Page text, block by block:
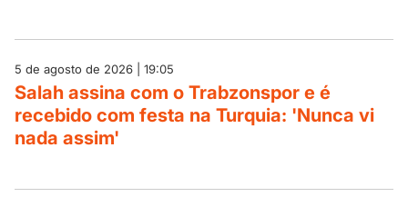
5 de agosto de 2026 | 19:05
Salah assina com o Trabzonspor e é
recebido com festa na Turquia: 'Nunca vi
nada assim'